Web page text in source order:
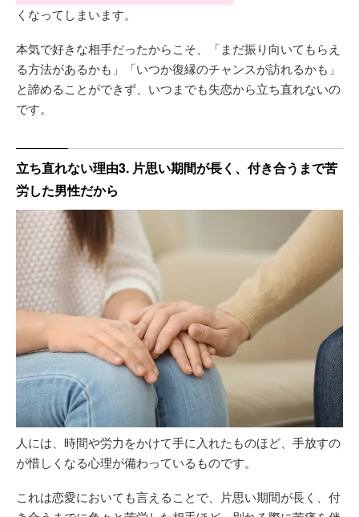
くなってしまいます。
本気で好きな相手だったからこそ、「まだ振り向いてもらえ
る方法があるかも」「いつか復縁のチャンスが訪れるかも」
と諦めることができず、いつまでも失恋から立ち直れないの
です。
立ち直れない理由3. 片思い期間が長く、付き合うまで苦
労した男性だから
人には、時間や労力をかけて手に入れたものほど、手放すの
が惜しくなる心理が備わっているものです。
これは恋愛においても言えることで、片思い期間が長く、付